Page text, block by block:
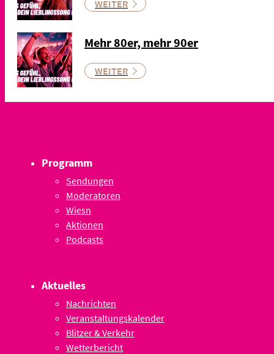
WEITER
Mehr 80er, mehr 90er
WEITER
Programm
Sendungen
Moderatoren
Wiesn
Aktionen
Podcasts
Aktuelles
Nachrichten
Veranstaltungskalender
Blitzer & Verkehr
Wetterbericht